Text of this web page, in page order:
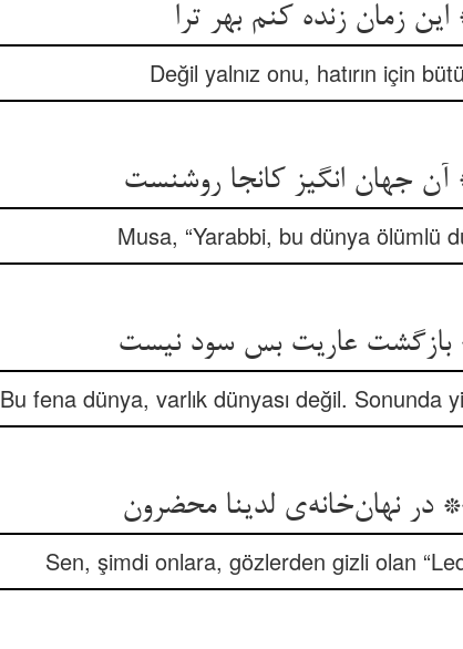
زمان زنده کنم بهر ترا
Değil yalnız onu, hatırın için
جهان انگیز کانجا روشنست
Musa, “Yarabbi, bu dünya ölümlü
بازگشت عاریت بس سود نیست
Bu fena dünya, varlık dünyası değil.
نهان‌خانه‌ی لدینا محضرون
Sen, şimdi onlara, gözlerden gizli olan